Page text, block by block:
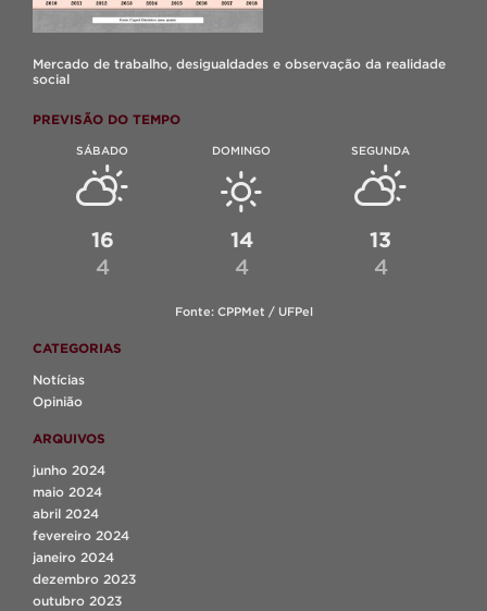
Mercado de trabalho, desigualdades e observação da realidade
social
PREVISÃO DO TEMPO
SÁBADO
16
4
DOMINGO
14
4
SEGUNDA
13
4
Fonte: CPPMet / UFPel
CATEGORIAS
Notícias
Opinião
ARQUIVOS
junho 2024
maio 2024
abril 2024
fevereiro 2024
janeiro 2024
dezembro 2023
outubro 2023